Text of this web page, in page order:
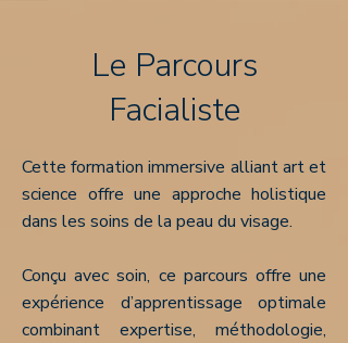
Le Parcours
Facialiste
Cette formation immersive alliant art et
science offre une approche holistique
dans les soins de la peau du visage.
Conçu avec soin, ce parcours offre une
expérience d’apprentissage optimale
combinant expertise, méthodologie,